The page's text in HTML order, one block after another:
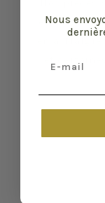
état et
en a.
Nous